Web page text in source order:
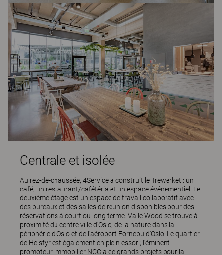
Centrale et isolée
Au rez-de-chaussée, 4Service a construit le Trewerket : un
café, un restaurant/cafétéria et un espace événementiel. Le
deuxième étage est un espace de travail collaboratif avec
des bureaux et des salles de réunion disponibles pour des
réservations à court ou long terme. Valle Wood se trouve à
proximité du centre ville d'Oslo, de la nature dans la
périphérie d'Oslo et de l'aéroport Fornebu d'Oslo. Le quartier
de Helsfyr est également en plein essor ; l'éminent
promoteur immobilier NCC a de grands projets pour la